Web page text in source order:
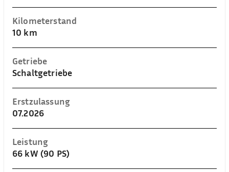
Kilometerstand
10 km
Getriebe
Schaltgetriebe
Erstzulassung
07.2026
Leistung
66 kW (90 PS)